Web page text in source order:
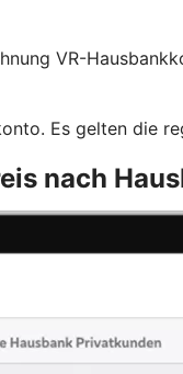
VR-
Es gelten die
nach